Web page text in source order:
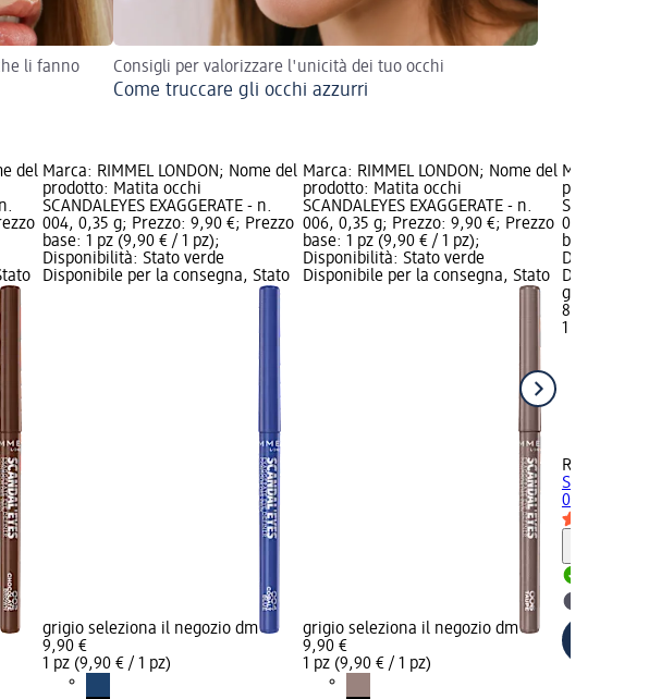
li fanno
Consigli per valorizzare l'unicità dei tuo occhi
Come truccare gli occhi azzurri
del Marca: RIMMEL LONDON; Nome del
prodotto: Matita occhi
SCANDALEYES EXAGGERATE - n.
004, 0,35 g; Prezzo: 9,90 €; Prezzo
base: 1 pz (9,90 € / 1 pz);
Disponibilità: Stato verde
Disponibile per la consegna, Stato
grigio seleziona il negozio dm
9,90 €
1 pz (9,90 € / 1 pz)
Marca: RIMMEL LONDON; Nome del
prodotto: Matita occhi
SCANDALEYES EXAGGERATE - n.
006, 0,35 g; Prezzo: 9,90 €; Prezzo
base: 1 pz (9,90 € / 1 pz);
Disponibilità: Stato verde
Disponibile per la consegna, Stato
grigio seleziona il negozio dm
9,90 €
1 pz (9,90 € / 1 pz)
Marca:
prodotto:
001, 7,1 g;
base: 1 pz
Disponibile
grigio
8,95 €
1 pz (8,95 €
RIMMEL
001, 7,1 g